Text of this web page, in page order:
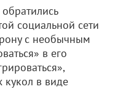
социальной сети
с необычным
в его
кукол в виде